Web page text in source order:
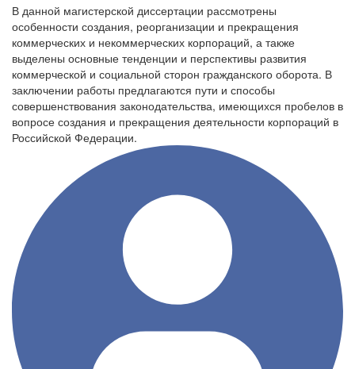
В данной магистерской диссертации рассмотрены
особенности создания, реорганизации и прекращения
коммерческих и некоммерческих корпораций, а также
выделены основные тенденции и перспективы развития
коммерческой и социальной сторон гражданского оборота. В
заключении работы предлагаются пути и способы
совершенствования законодательства, имеющихся пробелов в
вопросе создания и прекращения деятельности корпораций в
Российской Федерации.